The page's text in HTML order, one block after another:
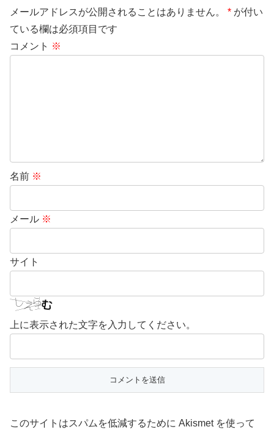
メールアドレスが公開されることはありません。 * が付い
ている欄は必須項目です
コメント ※
名前 ※
メール ※
サイト
上に表示された文字を入力してください。
このサイトはスパムを低減するために Akismet を使って